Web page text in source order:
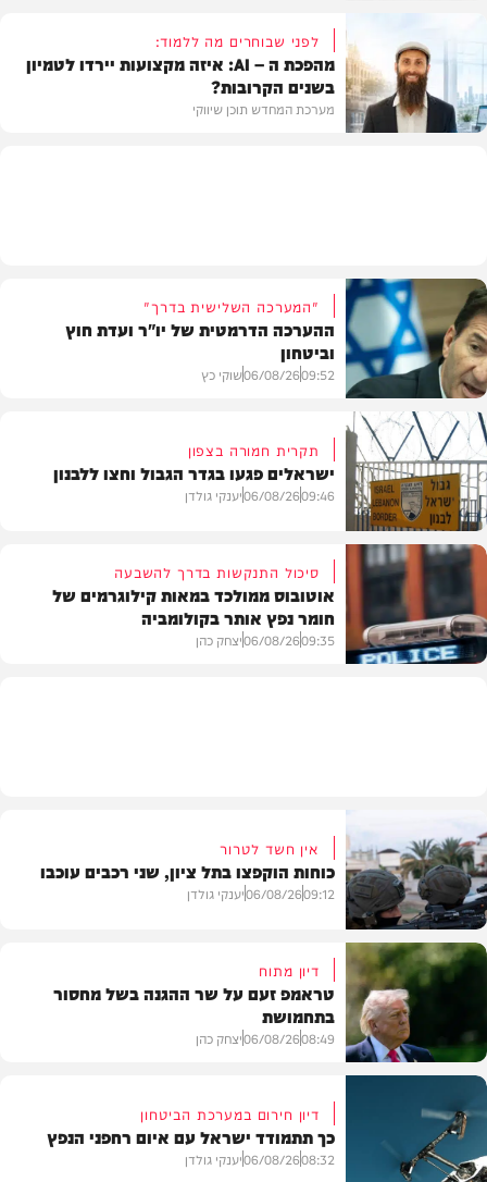
מדיני
לפני שבוחרים מה ללמוד:
מהפכת ה – AI: איזה מקצועות יירדו לטמיון
בשנים הקרובות?
מערכת המחדש תוכן שיווקי
חדשות
"המערכה השלישית בדרך"
ההערכה הדרמטית של יו"ר ועדת חוץ
וביטחון
09:52
06/08/26שוקי כץ
חדשות
תקרית חמורה בצפון
ישראלים פגעו בגדר הגבול וחצו ללבנון
09:46
06/08/26יענקי גולדן
סיכול התנקשות בדרך להשבעה
אוטובוס ממולכד במאות קילוגרמים של
חומר נפץ אותר בקולומביה
09:35
06/08/26יצחק כהן
חדשות
אין חשד לטרור
כוחות הוקפצו בתל ציון, שני רכבים עוכבו
09:12
06/08/26יענקי גולדן
חדשות
דיון מתוח
טראמפ זעם על שר ההגנה בשל מחסור
בתחמושת
08:49
06/08/26יצחק כהן
דיון חירום במערכת הביטחון
כך תתמודד ישראל עם איום רחפני הנפץ
08:32
06/08/26יענקי גולדן